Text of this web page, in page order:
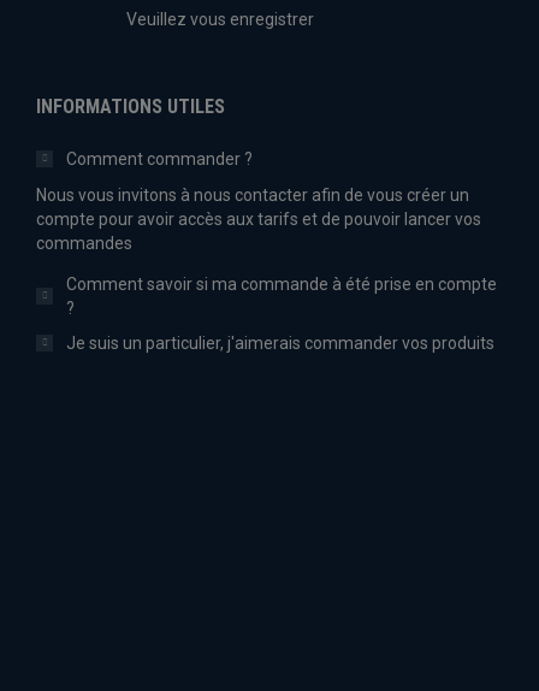
Veuillez vous enregistrer
INFORMATIONS UTILES
Comment commander ?
Nous vous invitons à nous contacter afin de vous créer un
compte pour avoir accès aux tarifs et de pouvoir lancer vos
commandes
Comment savoir si ma commande à été prise en compte
?
Je suis un particulier, j'aimerais commander vos produits